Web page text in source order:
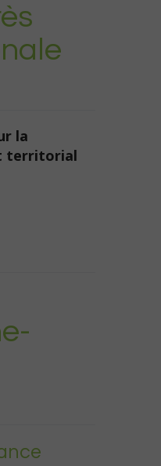
la
territorial